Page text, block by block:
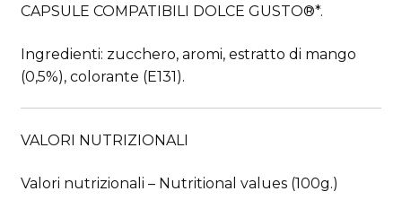
CAPSULE COMPATIBILI DOLCE GUSTO®*.
Ingredienti: zucchero, aromi, estratto di mango
(0,5%), colorante (E131).
VALORI NUTRIZIONALI
Valori nutrizionali – Nutritional values (100g.)